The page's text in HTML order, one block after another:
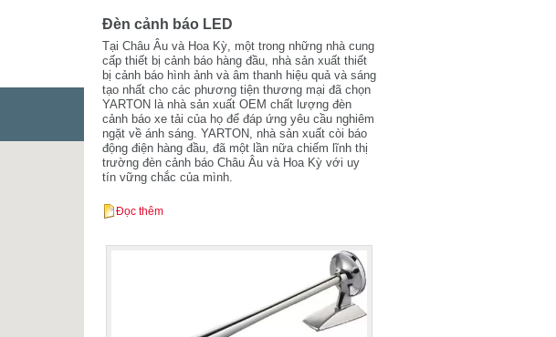
Đèn cảnh báo LED
Tại Châu Âu và Hoa Kỳ, một trong những nhà cung
cấp thiết bị cảnh báo hàng đầu, nhà sản xuất thiết
bị cảnh báo hình ảnh và âm thanh hiệu quả và sáng
tạo nhất cho các phương tiện thương mại đã chọn
YARTON là nhà sản xuất OEM chất lượng đèn
cảnh báo xe tải của họ để đáp ứng yêu cầu nghiêm
ngặt về ánh sáng. YARTON, nhà sản xuất còi báo
động điện hàng đầu, đã một lần nữa chiếm lĩnh thị
trường đèn cảnh báo Châu Âu và Hoa Kỳ với uy
tín vững chắc của mình.
Đọc thêm